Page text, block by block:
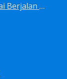
Sertifikasi Ban Berjalan Dan Rantai Berjalan KEMNAKER